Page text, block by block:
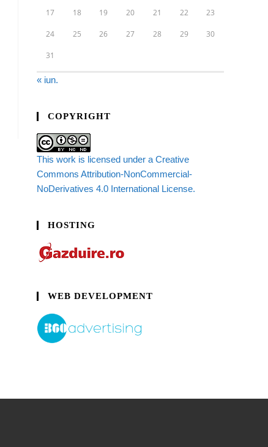
17 18 19 20 21 22 23
24 25 26 27 28 29 30
31
« iun.
COPYRIGHT
This work is licensed under a Creative
Commons Attribution-NonCommercial-
NoDerivatives 4.0 International License.
HOSTING
WEB DEVELOPMENT